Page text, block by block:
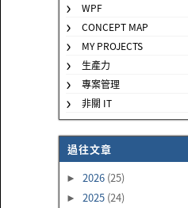
WPF
CONCEPT MAP
MY PROJECTS
生產力
專案管理
非關 IT
過往文章
► 2026 (25)
► 2025 (24)